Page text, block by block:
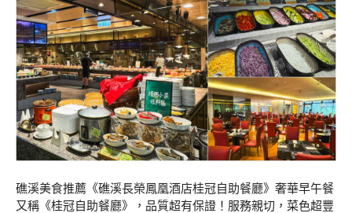
礁溪美食推薦《礁溪長榮鳳凰酒店桂冠自助餐廳》奢華早午餐
又稱《桂冠自助餐廳》，品質超有保證！服務親切，菜色超豐